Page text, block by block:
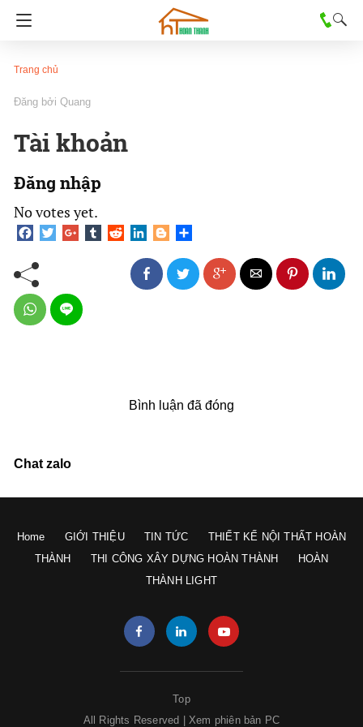
Trang chủ
Quang
Tài khoản
Đăng nhập
No votes yet.
Bình luận đã đóng
Chat zalo
Home GIỚI THIỆU TIN TỨC
THIẾT KẾ NỘI THẤT HOÀN
THÀNH
THI CÔNG XÂY DỰNG HOÀN THÀNH
HOÀN
THÀNH LIGHT
Top
All Rights Reserved |Xem phiên bản PC